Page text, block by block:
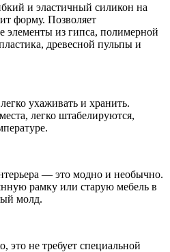
и эластичный силикон на
форму. Позволяет
элементы из гипса, полимерной
древесной пульпы и
ухаживать и хранить.
легко штабелируются,
— это модно и необычно.
рамку или старую мебель в
молд.
это не требует специальной